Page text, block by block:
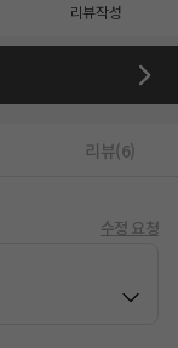
리뷰작성
리뷰(6)
수정 요청